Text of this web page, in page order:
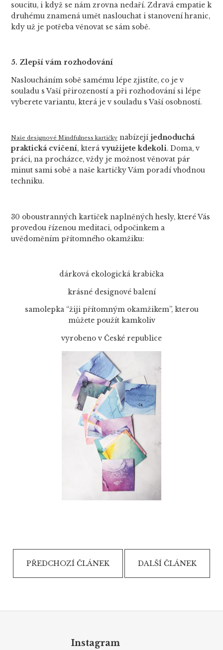
soucitu, i když se nám zrovna nedaří. Zdravá empatie k
druhému znamená umět naslouchat i stanovení hranic,
kdy už je potřeba věnovat se sám sobě.
5. Zlepší vám rozhodování
Nasloucháním sobě samému lépe zjistíte, co je v
souladu s Vaší přirozeností a při rozhodování si lépe
vyberete variantu, která je v souladu s Vaší osobností.
Naše designové Mindfulness kartičkynabízejíjednoduchá
praktická cvičení, která využijete kdekoli. Doma, v
práci, na procházce, vždy je možnost věnovat pár
minut sami sobě a naše kartičky Vám poradí vhodnou
techniku.
30 oboustranných kartiček naplněných hesly, které Vás
provedou řízenou meditaci, odpočinkem a
uvědoměním přítomného okamžiku:
dárková ekologická krabička
krásné designové balení
samolepka “žiji přítomným okamžikem”, kterou
můžete použít kamkoliv
vyrobeno v České republice
PŘEDCHOZÍ ČLÁNEK DALŠÍ ČLÁNEK
Instagram